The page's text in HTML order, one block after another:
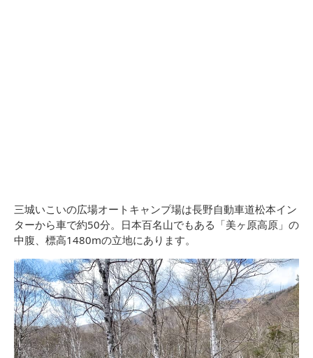
三城いこいの広場オートキャンプ場は長野自動車道松本イン
ターから車で約50分。日本百名山でもある「美ヶ原高原」の
中腹、標高1480mの立地にあります。